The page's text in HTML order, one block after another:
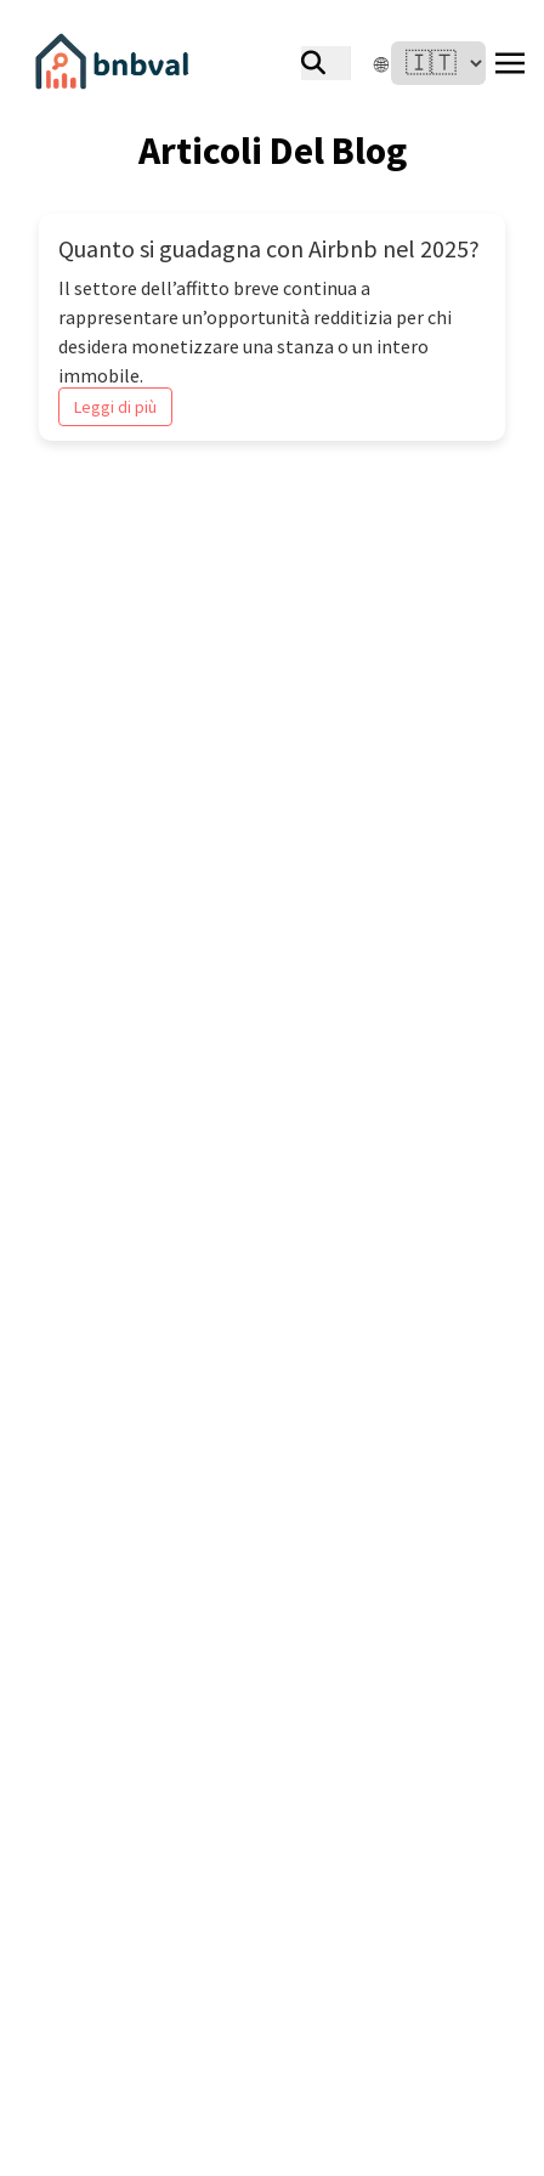
🌐
Articoli Del Blog
Quanto si guadagna con Airbnb nel 2025?
Il settore dell’affitto breve continua a
rappresentare un’opportunità redditizia per chi
desidera monetizzare una stanza o un intero
immobile.
Leggi di più